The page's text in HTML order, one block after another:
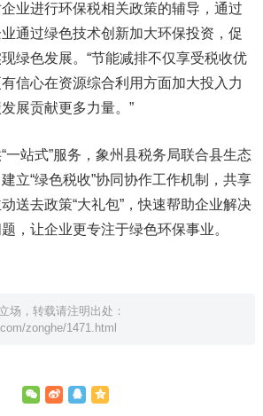
业进行环保税相关政策的辅导，通过
通过绿色技术创新加大环保投资，促
绿色发展。“节能减排不仅享受税收优
信心在资源综合利用方面加大投入力
展贡献更多力量。”
一站式”服务，象州县税务局联合县生态
立“绿色税收”协同协作工作机制，共享
送去政策“大礼包”，快速帮助企业解决
，让企业更专注于绿色环保事业。
场，转载请注明出处：
zonghe/1471.html